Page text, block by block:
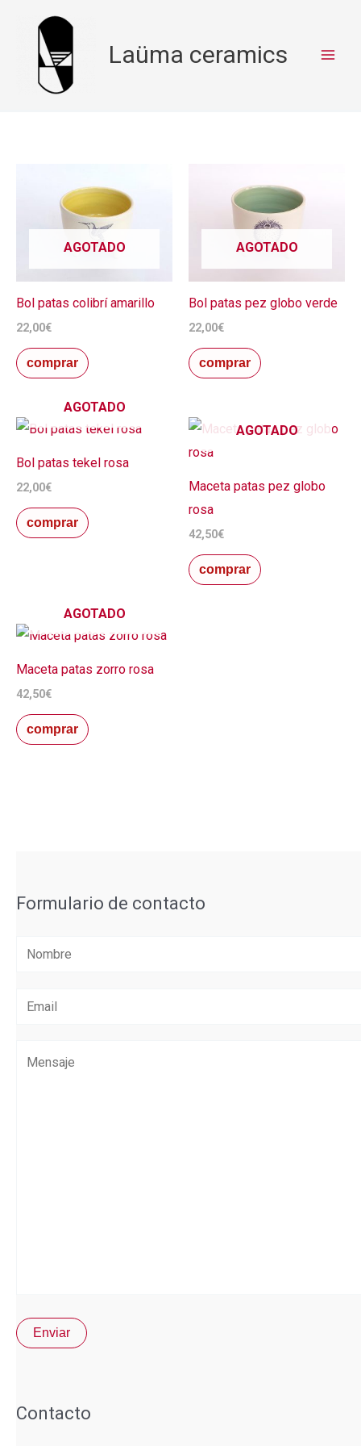
contenido
Laüma ceramics
AGOTADO
Bol patas colibrí amarillo
22,00€
comprar
AGOTADO
Bol patas pez globo verde
22,00€
comprar
AGOTADO
Bol patas tekel rosa
22,00€
comprar
AGOTADO
Maceta patas pez globo
rosa
42,50€
comprar
AGOTADO
Maceta patas zorro rosa
42,50€
comprar
Formulario de contacto
Contacto